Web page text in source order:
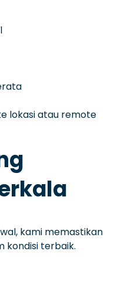
lokasi atau remote
kami memastikan
kondisi terbaik.